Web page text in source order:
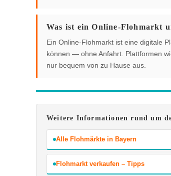
Was ist ein Online-Flohmarkt
Ein Online-Flohmarkt ist eine digitale
können — ohne Anfahrt. Plattformen
nur bequem von zu Hause aus.
Weitere Informationen rund um
Alle Flohmärkte in Bayern
Flohmarkt verkaufen – Tipps